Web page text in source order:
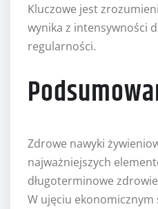
Kluczowe jest
wynika z intensywności
regularności.
Zdrowe nawyki
najważniejszych
długoterminowe
W ujęciu